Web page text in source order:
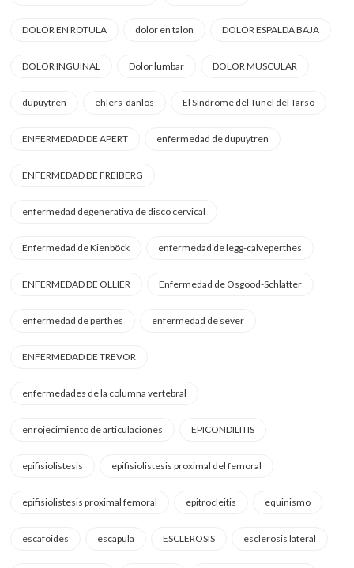
DOLOR EN ROTULA dolor en talon DOLOR ESPALDA BAJA
DOLOR INGUINAL Dolor lumbar DOLOR MUSCULAR
dupuytren ehlers-danlos El Síndrome del Túnel del Tarso
ENFERMEDAD DE APERT enfermedad de dupuytren
ENFERMEDAD DE FREIBERG
enfermedad degenerativa de disco cervical
Enfermedad de Kienböck enfermedad de legg-calveperthes
ENFERMEDAD DE OLLIER Enfermedad de Osgood-Schlatter
enfermedad de perthes enfermedad de sever
ENFERMEDAD DE TREVOR
enfermedades de la columna vertebral
enrojecimiento de articulaciones EPICONDILITIS
epifisiolistesis epifisiolistesis proximal del femoral
epifisiolistesis proximal femoral epitrocleitis equinismo
escafoides escapula ESCLEROSIS esclerosis lateral